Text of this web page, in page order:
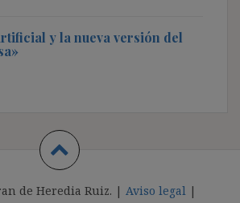
y la nueva versión del
de Heredia Ruiz. | Aviso legal |